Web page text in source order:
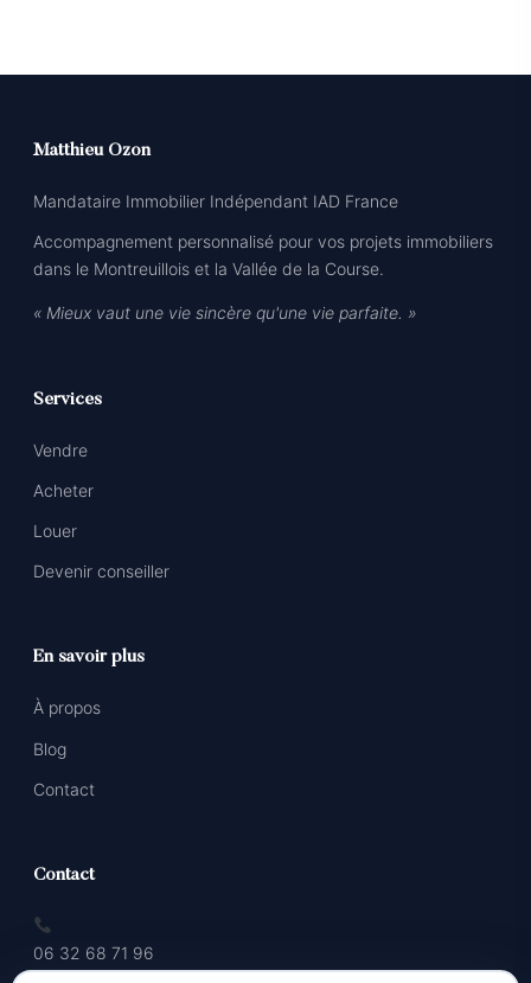
Matthieu Ozon
Mandataire Immobilier Indépendant IAD France
Accompagnement personnalisé pour vos projets immobiliers
dans le Montreuillois et la Vallée de la Course.
« Mieux vaut une vie sincère qu'une vie parfaite. »
Services
Vendre
Acheter
Louer
Devenir conseiller
En savoir plus
À propos
Blog
Contact
Contact
06 32 68 71 96